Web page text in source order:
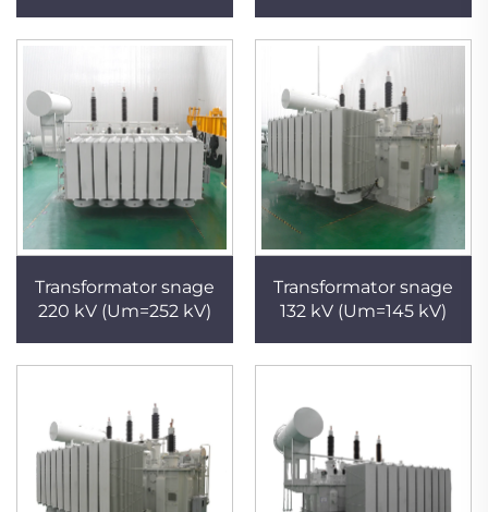
Transformator snage
220 kV (Um=252 kV)
Transformator snage
132 kV (Um=145 kV)